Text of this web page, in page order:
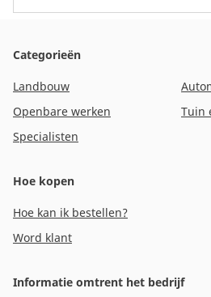
Categorieën
Landbouw
Openbare werken
Tuin
Specialisten
Hoe kopen
Hoe kan ik bestellen?
Word klant
Informatie omtrent het bedrijf